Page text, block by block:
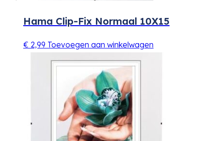
Hama Clip-Fix Normaal 10X15
€ 2,99 Toevoegen aan winkelwagen